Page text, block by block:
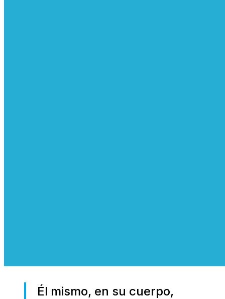
Él mismo, en su cuerpo,